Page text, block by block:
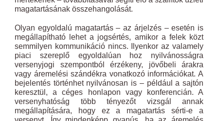
magatartásának összehangolását.
Olyan egyoldalú magatartás – az árjelzés – esetén is
megállapítható lehet a jogsértés, amikor a felek közt
semmilyen kommunikáció nincs. Ilyenkor az valamely
piaci szereplő egyoldalúan hoz nyilvánosságra
versenyjogi szempontból érzékeny, jövőbeli árakra
vagy áremelési szándékra vonatkozó információkat. A
bejelentés történhet nyilvánosan is – például a sajtón
keresztül, a céges honlapon vagy konferencián. A
versenyhatóság több tényezőt vizsgál annak
megállapítására, hogy ez a magatartás sérti-e a